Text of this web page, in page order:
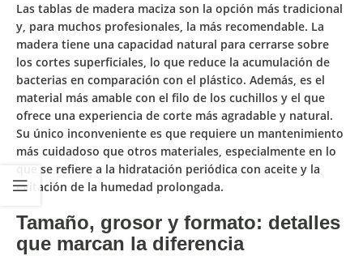
Las tablas de madera maciza son la opción más tradicional
y, para muchos profesionales, la más recomendable. La
madera tiene una capacidad natural para cerrarse sobre
los cortes superficiales, lo que reduce la acumulación de
bacterias en comparación con el plástico. Además, es el
material más amable con el filo de los cuchillos y el que
ofrece una experiencia de corte más agradable y natural.
Su único inconveniente es que requiere un mantenimiento
más cuidadoso que otros materiales, especialmente en lo
que se refiere a la hidratación periódica con aceite y la
evitación de la humedad prolongada.
Tamaño, grosor y formato: detalles
que marcan la diferencia